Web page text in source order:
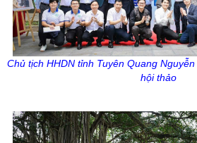
Chủ tịch HHDN tỉnh Tuyên Quang
hội thảo